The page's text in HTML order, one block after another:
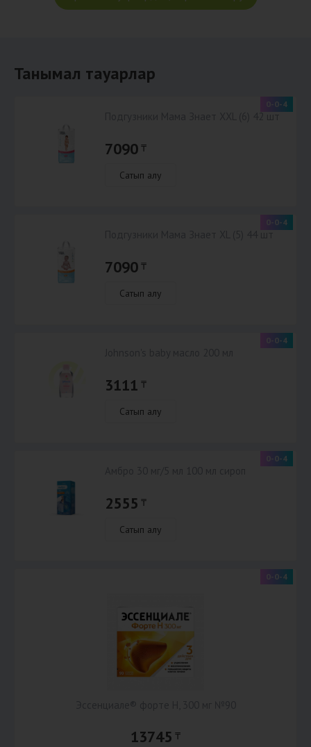
Танымал тауарлар
0-0-4
Подгузники Мама Знает XXL (6) 42 шт
7090 ₸
Сатып алу
0-0-4
7090 ₸
Сатып алу
0-0-4
3111 ₸
Сатып алу
0-0-4
2555 ₸
Сатып алу
0-0-4
13745 ₸